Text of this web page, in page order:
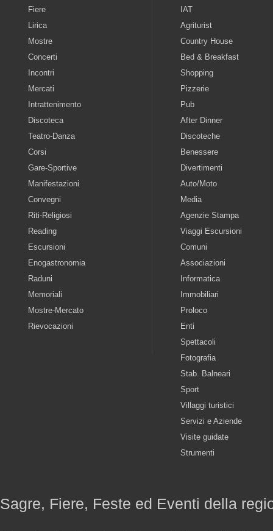
Fiere
Lirica
Mostre
Concerti
Incontri
Mercati
Intrattenimento
Discoteca
Teatro-Danza
Corsi
Gare-Sportive
Manifestazioni
Convegni
Riti-Religiosi
Reading
Escursioni
Enogastronomia
Raduni
Memoriali
Mostre-Mercato
Rievocazioni
IAT
Agriturist
Country House
Bed & Breakfast
Shopping
Pizzerie
Pub
After Dinner
Discoteche
Benessere
Divertimenti
Auto/Moto
Media
Agenzie Stampa
Viaggi Escursioni
Comuni
Associazioni
Informatica
Immobiliari
Proloco
Enti
Spettacoli
Fotografia
Stab. Balneari
Sport
Villaggi turistici
Servizi e Aziende
Visite guidate
Strumenti
Sagre, Fiere, Feste ed Eventi della